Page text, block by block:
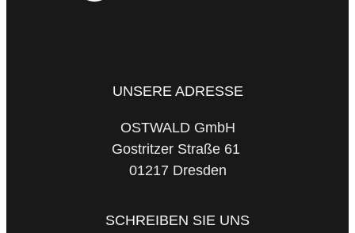
UNSERE ADRESSE
OSTWALD GmbH
Gostritzer Straße 61
01217 Dresden
SCHREIBEN SIE UNS